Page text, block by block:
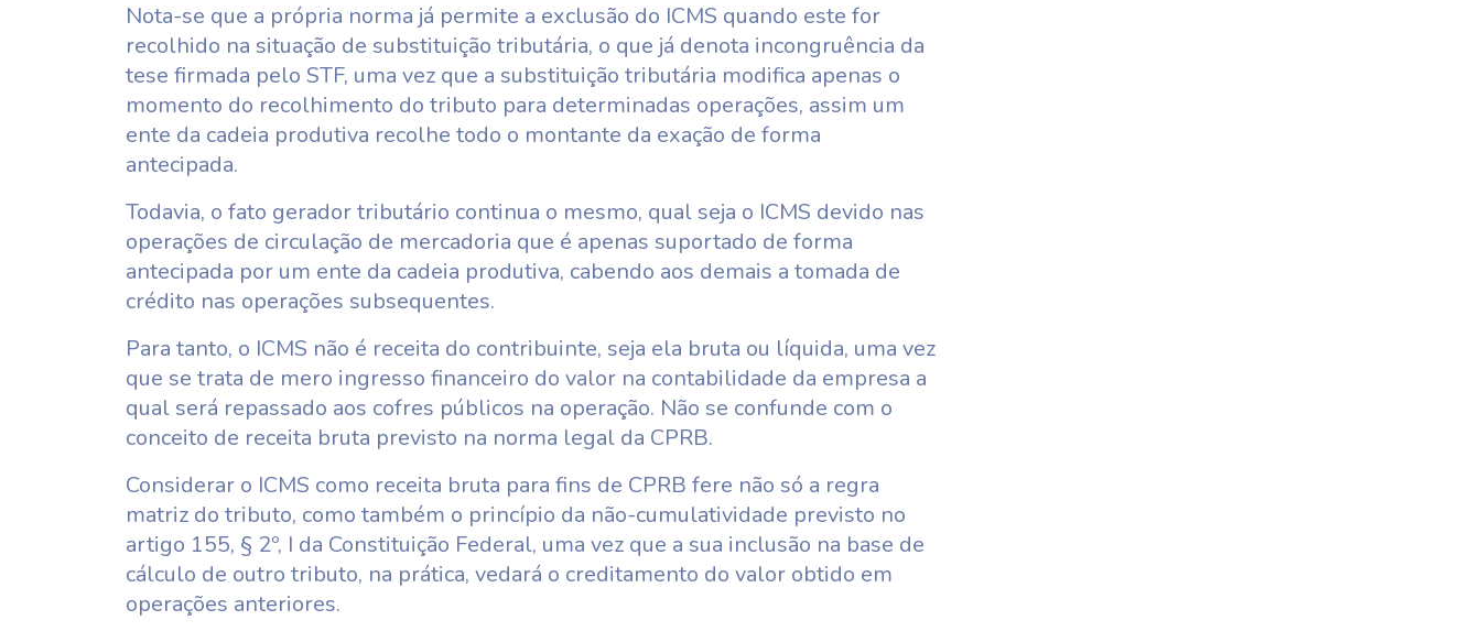
Nota-se que a própria norma já permite a exclusão do ICMS quando este for
recolhido na situação de substituição tributária, o que já denota incongruência da
tese firmada pelo STF, uma vez que a substituição tributária modifica apenas o
momento do recolhimento do tributo para determinadas operações, assim um
ente da cadeia produtiva recolhe todo o montante da exação de forma
antecipada.
Todavia, o fato gerador tributário continua o mesmo, qual seja o ICMS devido nas
operações de circulação de mercadoria que é apenas suportado de forma
antecipada por um ente da cadeia produtiva, cabendo aos demais a tomada de
crédito nas operações subsequentes.
Para tanto, o ICMS não é receita do contribuinte, seja ela bruta ou líquida, uma vez
que se trata de mero ingresso financeiro do valor na contabilidade da empresa a
qual será repassado aos cofres públicos na operação. Não se confunde com o
conceito de receita bruta previsto na norma legal da CPRB.
Considerar o ICMS como receita bruta para fins de CPRB fere não só a regra
matriz do tributo, como também o princípio da não-cumulatividade previsto no
artigo 155, § 2º, I da Constituição Federal, uma vez que a sua inclusão na base de
cálculo de outro tributo, na prática, vedará o creditamento do valor obtido em
operações anteriores.